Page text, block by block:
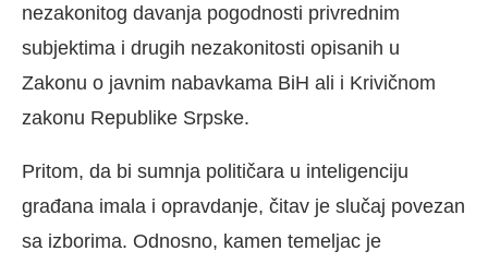
nezakonitog davanja pogodnosti privrednim
subjektima i drugih nezakonitosti opisanih u
Zakonu o javnim nabavkama BiH ali i Krivičnom
zakonu Republike Srpske.
Pritom, da bi sumnja političara u inteligenciju
građana imala i opravdanje, čitav je slučaj povezan
sa izborima. Odnosno, kamen temeljac je